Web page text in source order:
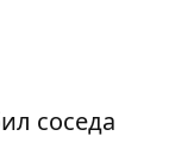
соседа